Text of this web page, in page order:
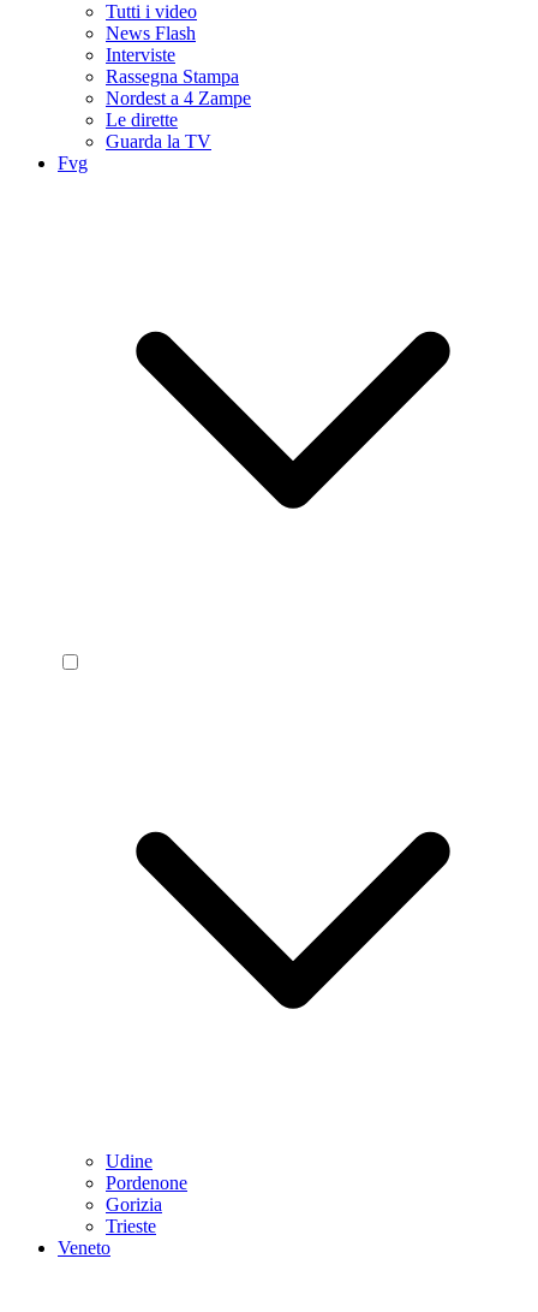
Tutti i video
News Flash
Interviste
Rassegna Stampa
Nordest a 4 Zampe
Le dirette
Guarda la TV
Fvg
Udine
Pordenone
Gorizia
Trieste
Veneto